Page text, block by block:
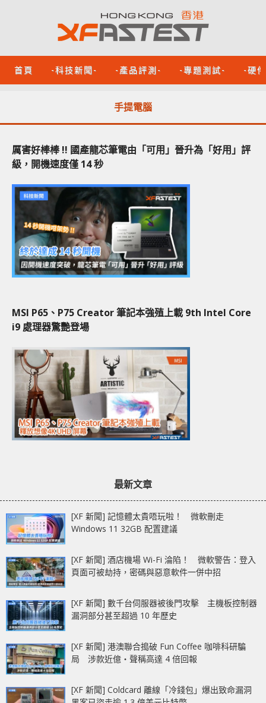
首頁 -科技新聞- -產品評測- -專題測試- -硬
手提電腦
厲害好棒棒 !! 國產龍芯筆電由「可用」晉升為「好用」評
級，開機速度僅 14 秒
MSI P65、P75 Creator 筆記本強殖上載 9th Intel Core
i9 處理器驚艷登場
最新文章
[XF 新聞] 記憶體太貴唔玩啦！ 微軟刪走
Windows 11 32GB 配置建議
[XF 新聞] 酒店機場 Wi-Fi 淪陷！ 微軟警告：登入
頁面可被劫持，密碼與惡意軟件一併中招
[XF 新聞] 數千台伺服器被後門攻擊 主機板控制器
漏洞部分甚至超過 10 年歷史
[XF 新聞] 港澳聯合搗破 Fun Coffee 咖啡科研騙
局 涉款近億‧聲稱高達 4 倍回報
[XF 新聞] Coldcard 離線「冷錢包」爆出致命漏洞